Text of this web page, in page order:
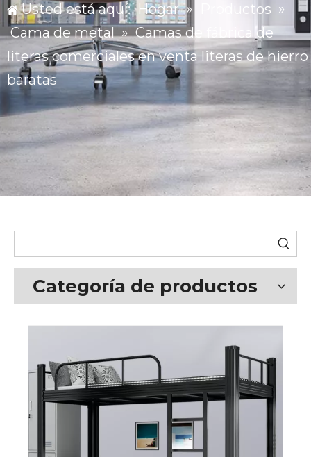
Usted está aquí: Hogar » Productos »
Cama de metal » Camas de fábrica de
literas comerciales en venta literas de hierro
baratas
Categoría de productos